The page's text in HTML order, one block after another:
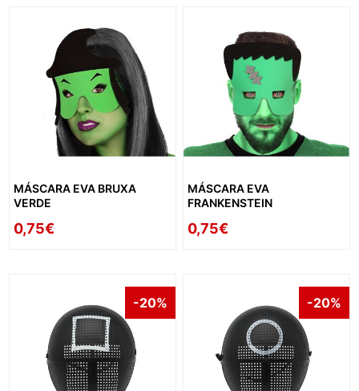
MÁSCARA EVA BRUXA
VERDE
0,75€
MÁSCARA EVA
FRANKENSTEIN
0,75€
-20% -20%